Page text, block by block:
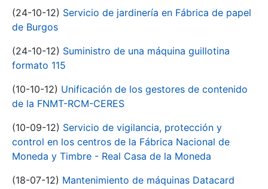
(24-10-12) Servicio de jardinería en Fábrica de papel
de Burgos
(24-10-12) Suministro de una máquina guillotina
formato 115
(10-10-12) Unificación de los gestores de contenido
de la FNMT-RCM-CERES
(10-09-12) Servicio de vigilancia, protección y
control en los centros de la Fábrica Nacional de
Moneda y Timbre - Real Casa de la Moneda
(18-07-12) Mantenimiento de máquinas Datacard